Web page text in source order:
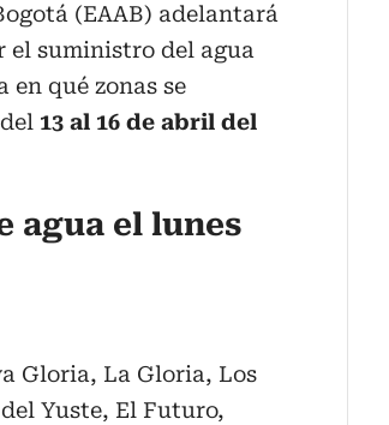
(EAAB) adelantará
el suministro del agua
en qué zonas se
13 al 16 de abril del
agua el lunes
Gloria, La Gloria, Los
Yuste, El Futuro,